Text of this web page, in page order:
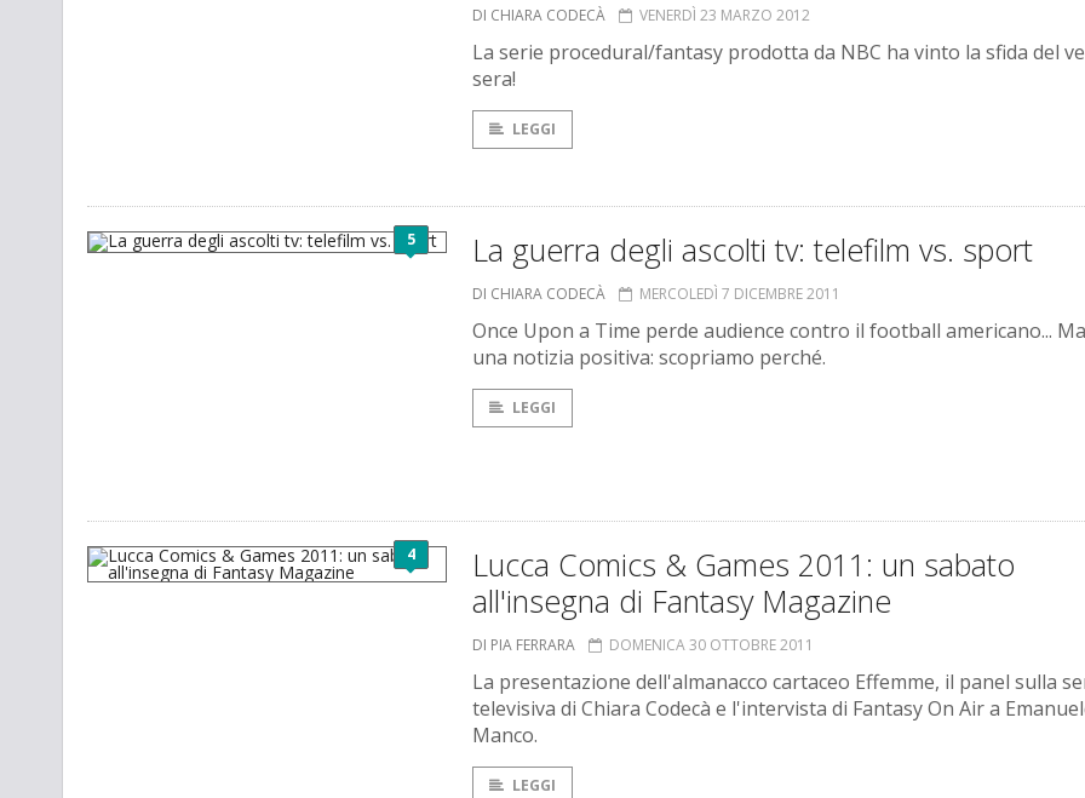
DI CHIARA CODECÀ VENERDÌ 23 MARZO 2012
La serie procedural/fantasy prodotta da NBC ha vinto la sfida del
sera!
LEGGI
5 La guerra degli ascolti tv: telefilm vs. sport
DI CHIARA CODECÀ MERCOLEDÌ 7 DICEMBRE 2011
Once Upon a Time perde audience contro il football americano...
una notizia positiva: scopriamo perché.
LEGGI
4
Lucca Comics & Games 2011: un sabato
all'insegna di Fantasy Magazine
DI PIA FERRARA DOMENICA 30 OTTOBRE 2011
La presentazione dell'almanacco cartaceo Effemme, il panel sulla
televisiva di Chiara Codecà e l'intervista di Fantasy On Air a
Manco.
LEGGI